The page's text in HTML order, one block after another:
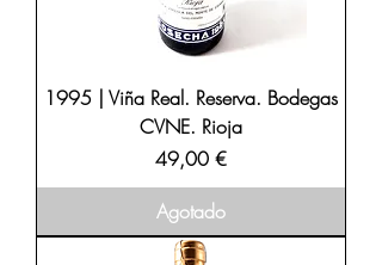
1995 | Viña Real. Reserva. Bodegas
CVNE. Rioja
Precio
49,00 €
Agotado